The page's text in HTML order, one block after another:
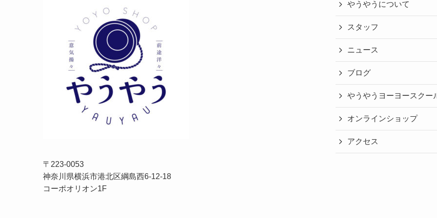
〒223-0053
神奈川県横浜市港北区綱島西6-12-18
コーポオリオン1F
やうやうについて
スタッフ
ニュース
ブログ
やうやうヨーヨースクー
オンラインショップ
アクセス